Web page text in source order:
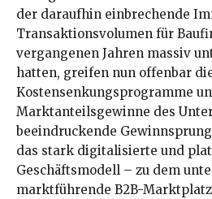
der daraufhin einbrechende
Transaktionsvolumen für
vergangenen Jahren massiv
hatten, greifen nun offenbar
Kostensenkungsprogramme
Marktanteilsgewinne des
beeindruckende
das stark digitalisierte und
Geschäftsmodell – zu dem
marktführende B2B-